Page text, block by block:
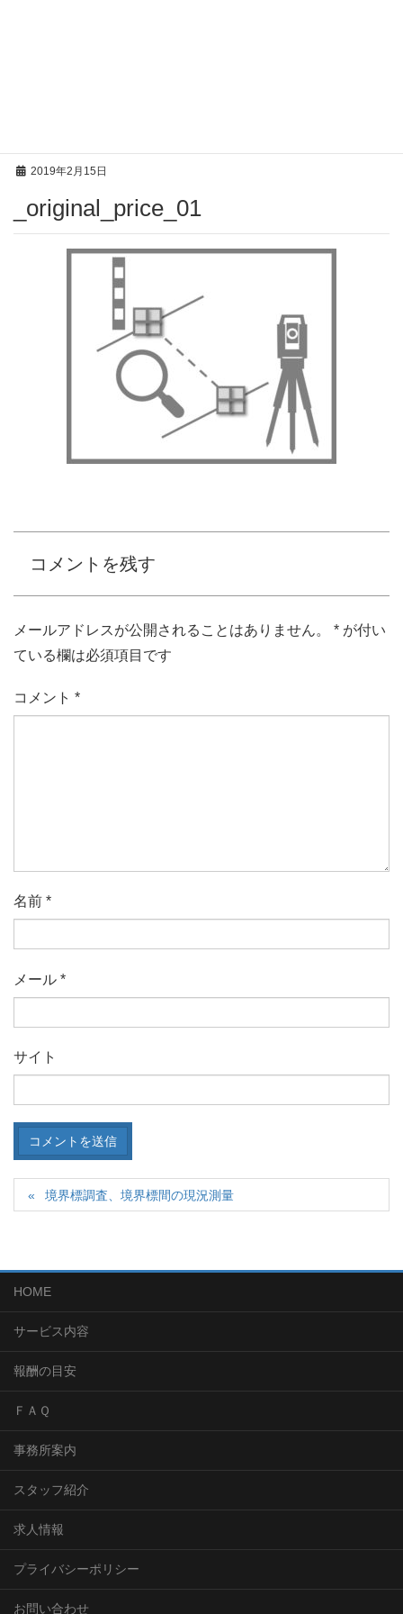
2019年2月15日
_original_price_01
コメントを残す
メールアドレスが公開されることはありません。 * が付い
ている欄は必須項目です
コメント *
名前 *
メール *
サイト
境界標調査、境界標間の現況測量
HOME
サービス内容
報酬の目安
ＦＡＱ
事務所案内
スタッフ紹介
求人情報
プライバシーポリシー
お問い合わせ